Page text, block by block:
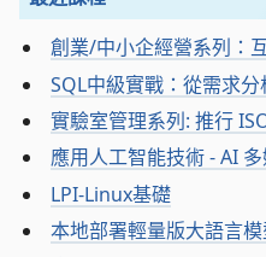
創業/中小企經營系列：
SQL中級實戰：從需求
實驗室管理系列: 推行
應用人工智能技術 - AI
LPI-Linux基礎
本地部署輕量版大語言